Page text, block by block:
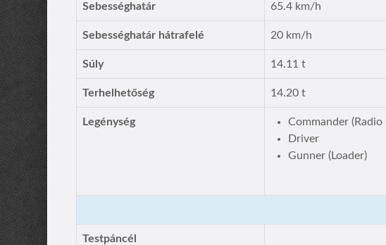
Sebességhatár 65.4 km/h
Sebességhatár hátrafelé 20 km/h
Súly 14.11 t
Terhelhetőség 14.20 t
Legénység
Commander
Driver
Gunner (Loader)
Testpáncél